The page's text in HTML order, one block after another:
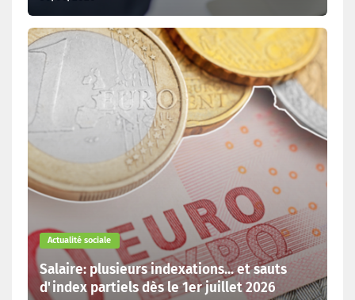
Actualité sociale
Salaire: plusieurs indexations... et sauts
d'index partiels dès le 1er juillet 2026